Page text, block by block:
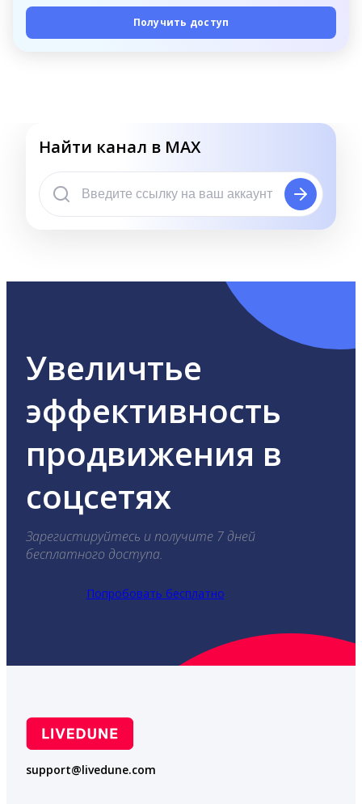
Получить доступ
Найти канал в MAX
Увеличтье
эффективность
продвижения в
соцсетях
Зарегистируйтесь и получите 7 дней
бесплатного доступа.
Попробовать бесплатно
support@livedune.com